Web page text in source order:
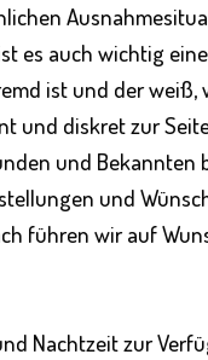
es auch wichtig
ist und der
und diskret zur
und
und
führen wir auf
Nachtzeit zur